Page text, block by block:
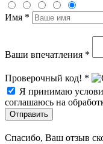
Имя *
Ваши впечатления *
Проверочный код! *
Я принимаю
соглашаюсь на
Отправить
Спасибо, Ваш отзыв